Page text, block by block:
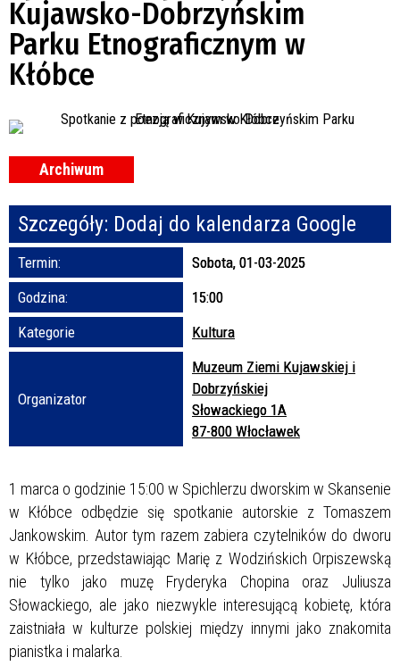
Trwające w zakresie
Kujawsko-Dobrzyńskim
Parku Etnograficznym w
Kłóbce
Archiwum
Szczegóły: Dodaj do kalendarza Google
Termin:
Sobota, 01-03-2025
Godzina:
15:00
Kategorie
Kultura
Organizator
Muzeum Ziemi Kujawskiej i
Dobrzyńskiej
Słowackiego 1A
87-800 Włocławek
1 marca o godzinie 15:00 w Spichlerzu dworskim w Skansenie
w Kłóbce odbędzie się spotkanie autorskie z Tomaszem
Jankowskim. Autor tym razem zabiera czytelników do dworu
w Kłóbce, przedstawiając Marię z Wodzińskich Orpiszewską
nie tylko jako muzę Fryderyka Chopina oraz Juliusza
Słowackiego, ale jako niezwykle interesującą kobietę, która
zaistniała w kulturze polskiej między innymi jako znakomita
pianistka i malarka.